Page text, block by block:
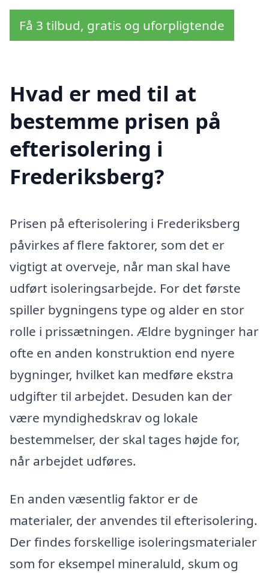
Få 3 tilbud, gratis og uforpligtende
Hvad er med til at
bestemme prisen på
efterisolering i
Frederiksberg?
Prisen på efterisolering i Frederiksberg
påvirkes af flere faktorer, som det er
vigtigt at overveje, når man skal have
udført isoleringsarbejde. For det første
spiller bygningens type og alder en stor
rolle i prissætningen. Ældre bygninger har
ofte en anden konstruktion end nyere
bygninger, hvilket kan medføre ekstra
udgifter til arbejdet. Desuden kan der
være myndighedskrav og lokale
bestemmelser, der skal tages højde for,
når arbejdet udføres.
En anden væsentlig faktor er de
materialer, der anvendes til efterisolering.
Der findes forskellige isoleringsmaterialer
som for eksempel mineraluld, skum og